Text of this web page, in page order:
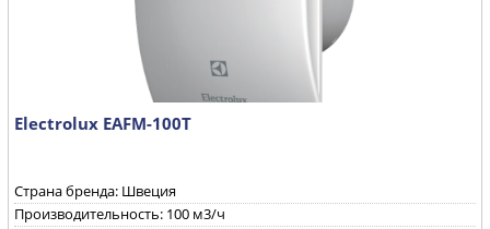
Electrolux EAFM-100T
Страна бренда: Швеция
Производительность: 100 м3/ч